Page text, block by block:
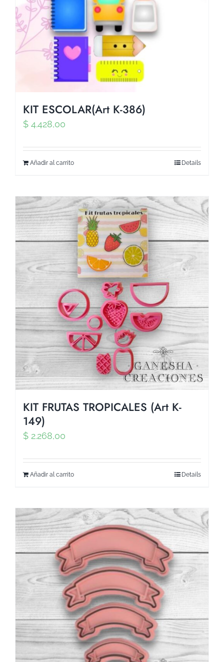
KIT ESCOLAR(Art K-386)
$ 4.428,00
Añadir al carrito Details
KIT FRUTAS TROPICALES (Art K-
149)
$ 2.268,00
Añadir al carrito Details